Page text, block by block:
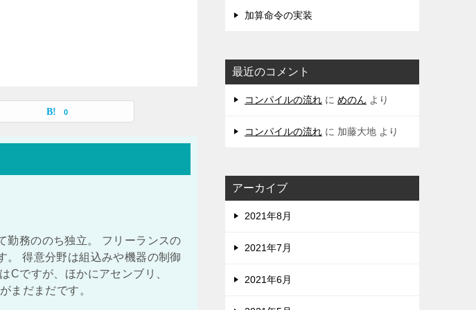
0
勤務ののち独立。 フリーランスの
。 得意分野は組込みや機器の制御
Cですが、ほかにアセンブリ、
まだまだです。
加算命令の実装
最近のコメント
コンパイルの流れ に めのん より
コンパイルの流れ に 加藤大地 より
アーカイブ
2021年8月
2021年7月
2021年6月